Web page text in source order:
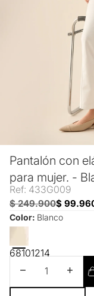
Pantalón con
para mujer. -
Ref: 433G009
$ 249.900$
Color: Blanco
68101214
Disminuir cantidad